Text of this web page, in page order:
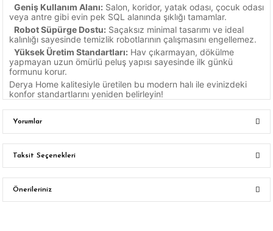
Geniş Kullanım Alanı: Salon, koridor, yatak odası, çocuk odası
veya antre gibi evin pek SQL alanında şıklığı tamamlar.
Robot Süpürge Dostu: Saçaksız minimal tasarımı ve ideal
kalınlığı sayesinde temizlik robotlarının çalışmasını engellemez.
Yüksek Üretim Standartları: Hav çıkarmayan, dökülme
yapmayan uzun ömürlü peluş yapısı sayesinde ilk günkü
formunu korur.
Derya Home kalitesiyle üretilen bu modern halı ile evinizdeki
konfor standartlarını yeniden belirleyin!
Yorumlar
Bu ürüne ilk yorumu siz yapın!
Yorum Yaz
Taksit Seçenekleri
Önerileriniz